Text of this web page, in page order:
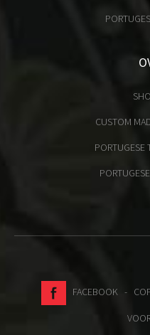
CUSTOM
PORTUGESE
FACEBOOK-